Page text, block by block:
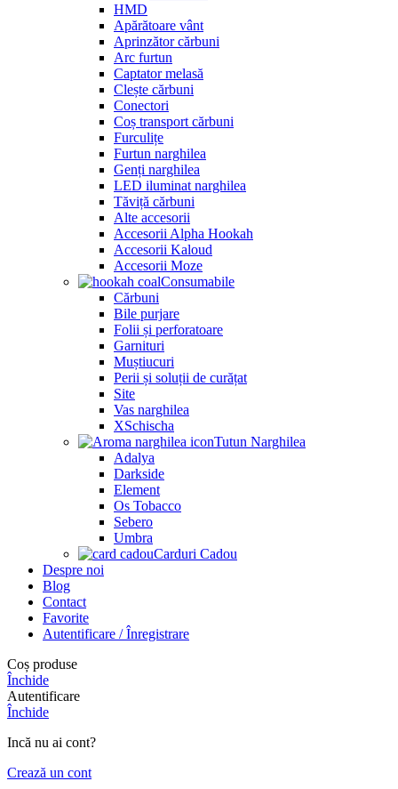
HMD
Apărătoare vânt
Aprinzător cărbuni
Arc furtun
Captator melasă
Clește cărbuni
Conectori
Coș transport cărbuni
Furculițe
Furtun narghilea
Genți narghilea
LED iluminat narghilea
Tăviță cărbuni
Alte accesorii
Accesorii Alpha Hookah
Accesorii Kaloud
Accesorii Moze
Consumabile
Cărbuni
Bile purjare
Folii și perforatoare
Garnituri
Muștiucuri
Perii și soluții de curățat
Site
Vas narghilea
XSchischa
Tutun Narghilea
Adalya
Darkside
Element
Os Tobacco
Sebero
Umbra
Carduri Cadou
Despre noi
Blog
Contact
Favorite
Autentificare / Înregistrare
Coș produse
Închide
Autentificare
Închide
Incă nu ai cont?
Crează un cont